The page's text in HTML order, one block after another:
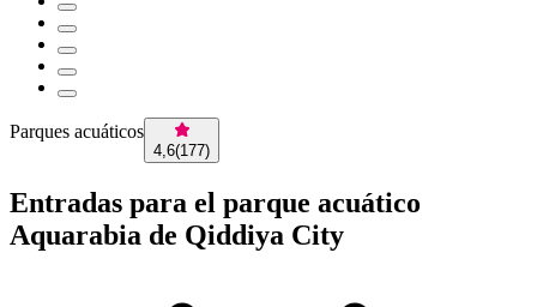
Parques acuáticos
4,6(177)
Entradas para el parque acuático
Aquarabia de Qiddiya City